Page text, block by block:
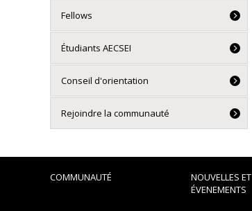
Fellows
Étudiants AECSEI
Conseil d'orientation
Rejoindre la communauté
COMMUNAUTÉ
NOUVELLES ET
ÉVENEMENTS